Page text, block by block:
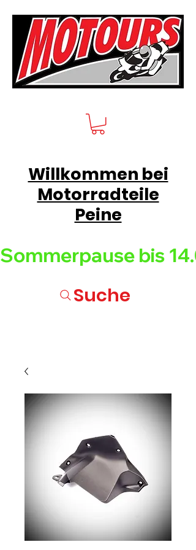
Sommerpause bis
Willkommen bei
Motorradteile
Peine
Suche